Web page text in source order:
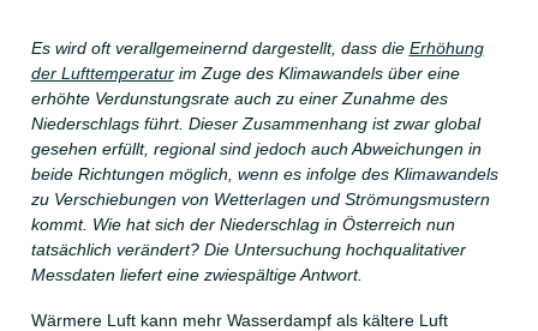
Es wird oft verallgemeinernd dargestellt, dass die Erhöhung
der Lufttemperaturim Zuge des Klimawandels über eine
erhöhte Verdunstungsrate auch zu einer Zunahme des
Niederschlags führt. Dieser Zusammenhang ist zwar global
gesehen erfüllt, regional sind jedoch auch Abweichungen in
beide Richtungen möglich, wenn es infolge des Klimawandels
zu Verschiebungen von Wetterlagen und Strömungsmustern
kommt. Wie hat sich der Niederschlag in Österreich nun
tatsächlich verändert? Die Untersuchung hochqualitativer
Messdaten liefert eine zwiespältige Antwort.
Wärmere Luft kann mehr Wasserdampf als kältere Luft